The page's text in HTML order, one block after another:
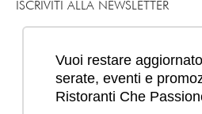
Mi piace
ISCRIVITI ALLA NEWSLETTER